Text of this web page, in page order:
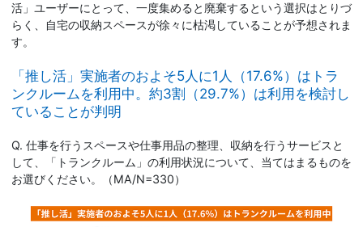
活」ユーザーにとって、一度集めると廃棄するという選択はとりづ
らく、自宅の収納スペースが徐々に枯渇していることが予想されま
す。
「推し活」実施者のおよそ5人に1人（17.6%）はトラ
ンクルームを利用中。約3割（29.7%）は利用を検討し
ていることが判明
Q. 仕事を行うスペースや仕事用品の整理、収納を行うサービスと
して、「トランクルーム」の利用状況について、当てはまるものを
お選びください。（MA/N=330）